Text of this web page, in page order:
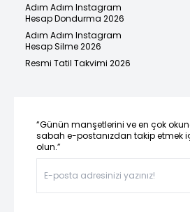
Adım Adım Instagram
Hesap Dondurma 2026
Adım Adım Instagram
Hesap Silme 2026
Resmi Tatil Takvimi 2026
“Günün manşetlerini ve en çok
sabah e-postanızdan takip etmek
olun.”